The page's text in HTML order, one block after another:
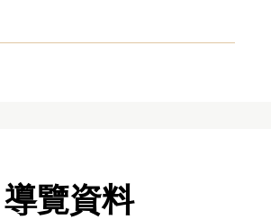
導覽資料